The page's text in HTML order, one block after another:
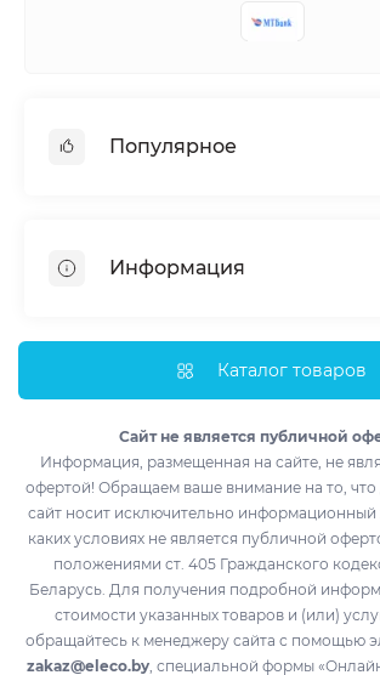
Популярное
Тепловые насосы
Полупромышленные кондиционеры
Обогреватели
Информация
Импортеры
Контакты
Возврат товара
Производители
Акции
Каталог товаров
Сайт не является публичной
Информация, размещенная на сайте, не
офертой! Обращаем ваше внимание на то,
сайт носит исключительно информационный
каких условиях не является публичной
положениями ст. 405 Гражданского
Беларусь. Для получения подробной
стоимости указанных товаров и (или)
обращайтесь к менеджеру сайта с помощью
zakaz@eleco.by, специальной формы